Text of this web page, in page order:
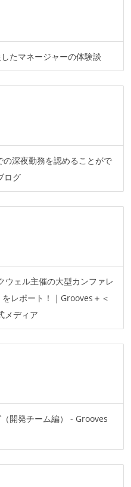
たマネージャーの体験談
深夜勤務を認めることがで
ログ
ウェル主催の大型カンファレ
レポート！｜Grooves＋＜
メディア
開発チーム編） - Grooves